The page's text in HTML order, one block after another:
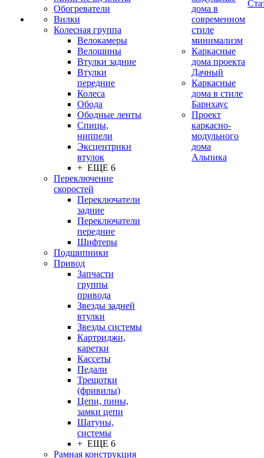
Обогреватели
Вилки
Колесная группа
Велокамеры
Велошины
Втулки задние
Втулки
передние
Колеса
Обода
Ободные ленты
Спицы,
ниппели
Эксцентрики
втулок
+ ЕЩЕ 6
Переключение
скоростей
Переключатели
задние
Переключатели
передние
Шифтеры
Подшипники
Привод
Запчасти
группы
привода
Звезды задней
втулки
Звезды системы
Картриджи,
каретки
Кассеты
Педали
Трещотки
(фривилы)
Цепи, пины,
замки цепи
Шатуны,
системы
+ ЕЩЕ 6
Рамная конструкция
дома в
современном
стиле
минимализм
Каркасные
дома проекта
Дачный
Каркасные
дома в стиле
Барнхаус
Проект
каркасно-
модульного
дома
Альпика